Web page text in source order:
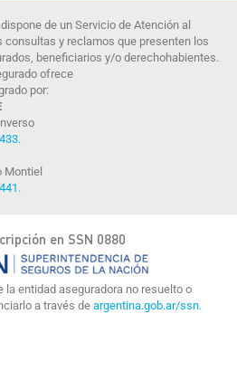
de un Servicio de Atención al
consultas y reclamos que presenten los
beneficiarios y/o derechohabientes.
ofrece
por:
.
Montiel
.
en SSN 0880
la entidad aseguradora no resuelto o
a través de argentina.gob.ar/ssn.